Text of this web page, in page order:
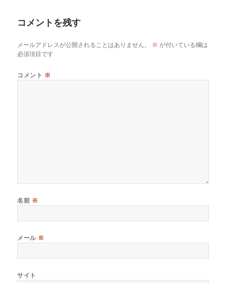
コメントを残す
メールアドレスが公開されることはありません。 ※ が付いている欄は
必須項目です
コメント ※
名前 ※
メール ※
サイト